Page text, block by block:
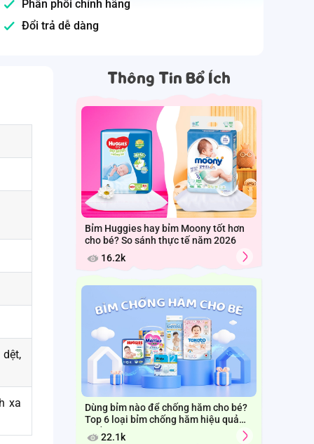
Phân phối chính hãng
Đổi trả dễ dàng
xa
Thông Tin Bổ Ích
Bỉm Huggies hay bỉm Moony tốt hơn
cho bé? So sánh thực tế năm 2026
16.2k
Dùng bỉm nào để chống hăm cho bé?
Top 6 loại bỉm chống hăm hiệu quả
nhất22.1k